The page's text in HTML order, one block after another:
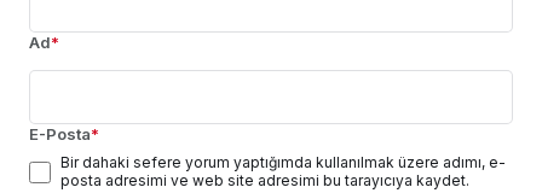
Ad*
E-Posta*
Bir dahaki sefere yorum yaptığımda kullanılmak üzere adımı, e-
posta adresimi ve web site adresimi bu tarayıcıya kaydet.